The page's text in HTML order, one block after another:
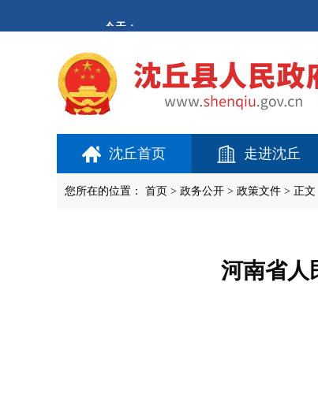
进
沈丘首页 走进沈丘
您所在的位置： 首页 > 政务公开 > 政策文件 > 正文
河南省人